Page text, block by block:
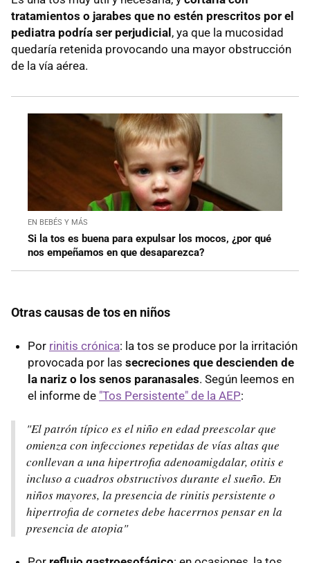
tratamientos o jarabes que no estén prescritos por el
pediatra podría ser perjudicial , ya que la mucosidad
quedaría retenida provocando una mayor obstrucción
de la vía aérea.
EN BEBÉS Y MÁS
Si la tos es buena para expulsar los mocos, ¿por qué
nos empeñamos en que desaparezca?
Otras causas de tos en niños
Por rinitis crónica: la tos se produce por la irritación
provocada por las secreciones que descienden de
la nariz o los senos paranasales. Según leemos en
el informe de "Tos Persistente" de la AEP:
"El patrón típico es el niño en edad preescolar que
omienza con infecciones repetidas de vías altas que
conllevan a una hipertrofia adenoamigdalar, otitis e
incluso a cuadros obstructivos durante el sueño. En
niños mayores, la presencia de rinitis persistente o
hipertrofia de cornetes debe hacerrnos pensar en la
presencia de atopia"